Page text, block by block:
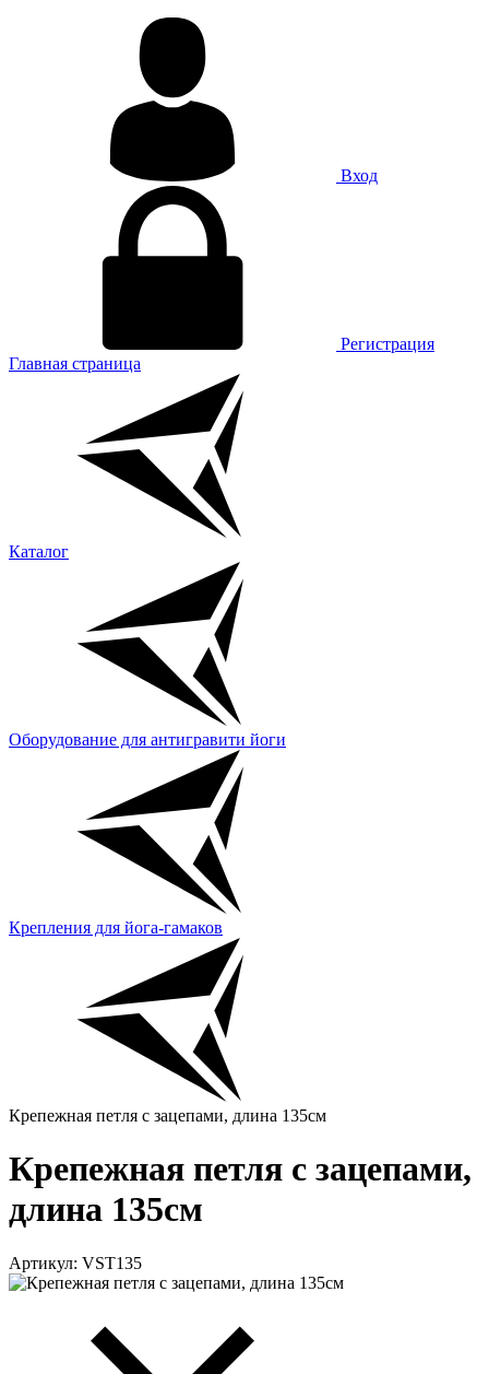
Вход
Регистрация
Главная страница
Каталог
Оборудование для антигравити йоги
Крепления для йога-гамаков
Крепежная петля с зацепами, длина 135см
Крепежная петля с зацепами,
длина 135см
Артикул: VST135